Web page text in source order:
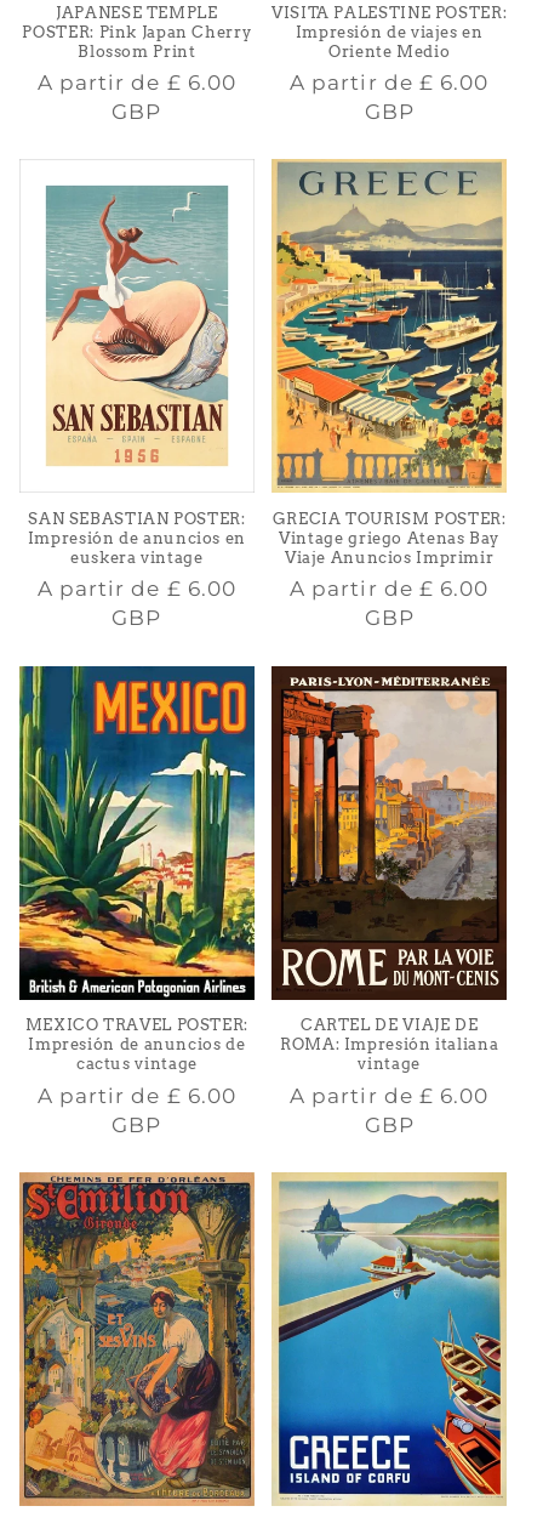
JAPANESE TEMPLE
POSTER: Pink Japan Cherry
Blossom Print
Precio
habitual
A partir de £ 6.00
GBP
VISITA PALESTINE POSTER:
Impresión de viajes en
Oriente Medio
Precio
habitual
A partir de £ 6.00
GBP
SAN SEBASTIAN POSTER:
Impresión de anuncios en
euskera vintage
Precio
habitual
A partir de £ 6.00
GBP
GRECIA TOURISM POSTER:
Vintage griego Atenas Bay
Viaje Anuncios Imprimir
Precio
habitual
A partir de £ 6.00
GBP
MEXICO TRAVEL POSTER:
Impresión de anuncios de
cactus vintage
Precio
habitual
A partir de £ 6.00
GBP
CARTEL DE VIAJE DE
ROMA: Impresión italiana
vintage
Precio
habitual
A partir de £ 6.00
GBP